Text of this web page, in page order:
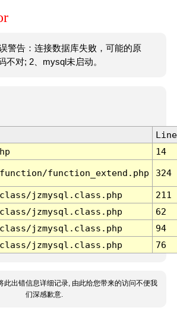
警告：连接数据库失败，可能的原
不对; 2、mysql未启动。
Line
14
function_extend.php 324
jzmysql.class.php
211
jzmysql.class.php
62
jzmysql.class.php
94
jzmysql.class.php 76
此出错信息详细记录, 由此给您带来的访问不便我
们深感歉意.